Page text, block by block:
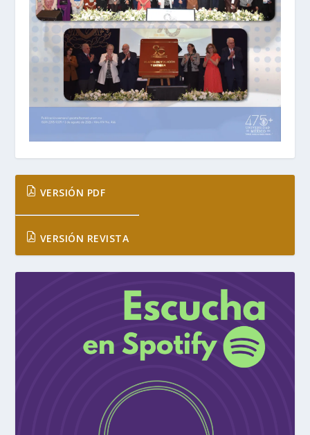
VERSIÓN PDF
VERSIÓN REVISTA